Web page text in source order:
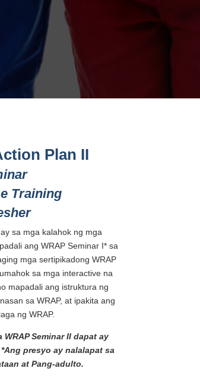
Plan II
Training
sa mga kalahok ng mga
ang WRAP Seminar I* sa
mga sertipikadong WRAP
sa mga interactive na
mapadali ang istruktura ng
sa WRAP, at ipakita ang
ng WRAP.
Seminar II dapat ay
presyo ay nalalapat sa
at Pang-adulto.